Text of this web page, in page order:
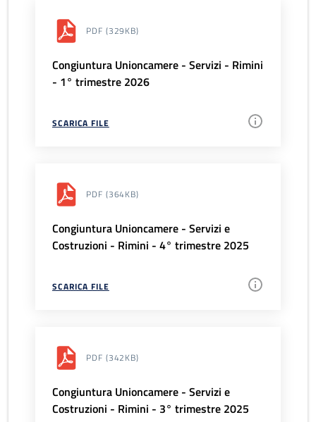
PDF (329KB)
Congiuntura Unioncamere - Servizi - Rimini
- 1° trimestre 2026
SCARICA FILE
PDF (364KB)
Congiuntura Unioncamere - Servizi e
Costruzioni - Rimini - 4° trimestre 2025
SCARICA FILE
PDF (342KB)
Congiuntura Unioncamere - Servizi e
Costruzioni - Rimini - 3° trimestre 2025